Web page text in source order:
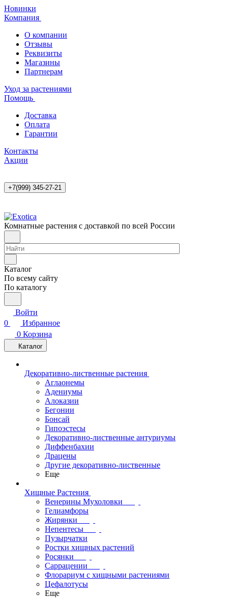
Новинки
Компания
О компании
Отзывы
Реквизиты
Магазины
Партнерам
Уход за растениями
Помощь
Доставка
Оплата
Гарантии
Контакты
Акции
+7(999) 345-27-21
Комнатные растения с доставкой по всей России
Каталог
По всему сайту
По каталогу
Войти
0
Избранное
0 Корзина
Каталог
Декоративно-лиственные растения
Аглаонемы
Адениумы
Алоказии
Бегонии
Бонсай
Гипоэстесы
Декоративно-лиственные антуриумы
Диффенбахии
Драцены
Другие декоративно-лиственные
Еще
Хищные Растения
Венерины Мухоловки
Гелиамфоры
Жирянки
Непентесы
Пузырчатки
Ростки хищных растений
Росянки
Саррацении
Флорариум с хищными растениями
Цефалотусы
Еще